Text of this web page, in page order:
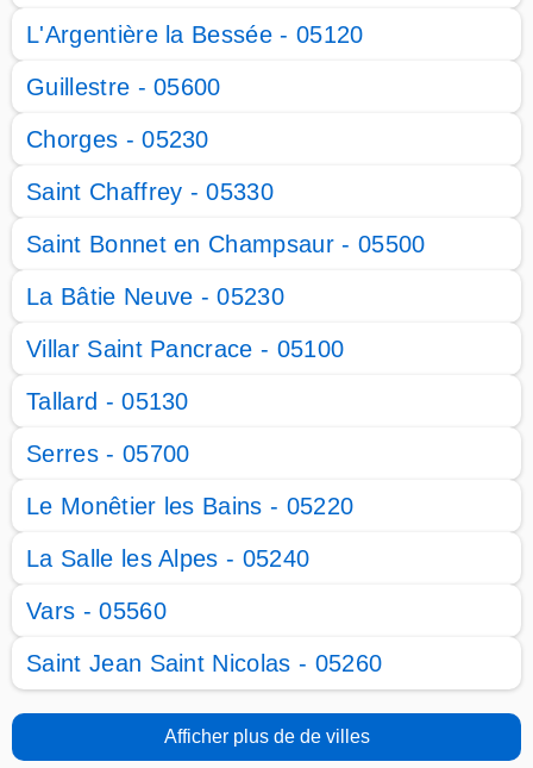
L'Argentière la Bessée - 05120
Guillestre - 05600
Chorges - 05230
Saint Chaffrey - 05330
Saint Bonnet en Champsaur - 05500
La Bâtie Neuve - 05230
Villar Saint Pancrace - 05100
Tallard - 05130
Serres - 05700
Le Monêtier les Bains - 05220
La Salle les Alpes - 05240
Vars - 05560
Saint Jean Saint Nicolas - 05260
Afficher plus de de villes